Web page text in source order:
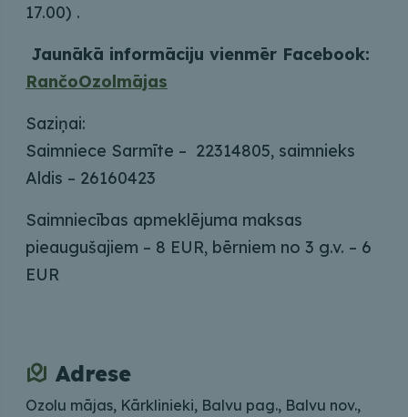
17.00) .
Jaunākā informāciju vienmēr Facebook:
RančoOzolmājas
Saziņai:
Saimniece Sarmīte – 22314805, saimnieks
Aldis – 26160423
Saimniecības apmeklējuma maksas
pieaugušajiem – 8 EUR, bērniem no 3 g.v. – 6
EUR
Adrese
Ozolu mājas, Kārklinieki, Balvu pag., Balvu nov.,